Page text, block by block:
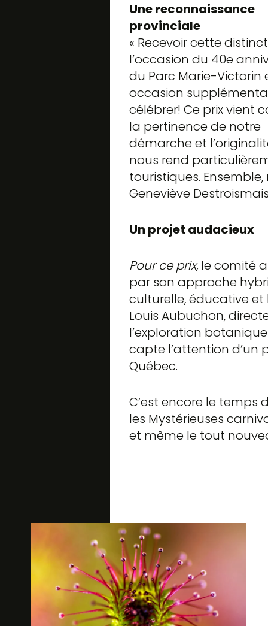
Une reconnaissance
provinciale
« Recevoir cette
l’occasion du 40e
du Parc Marie-Victorin
occasion
célébrer! Ce prix vient
la pertinence de notre
démarche et
nous rend
touristiques.
Geneviève
Un projet audacieux
Pour ce prix,le comité
par son approche
culturelle, éducative et
Louis Aubuchon,
l’exploration
capte l’attention d’un
Québec.
C’est encore le temps
les Mystérieuses
et même le tout